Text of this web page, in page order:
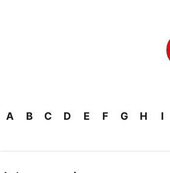
A B C D E F G H I